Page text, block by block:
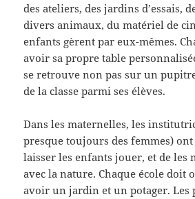
des ateliers, des jardins d’essais,
divers animaux, du matériel de
enfants gèrent par eux-mêmes.
avoir sa propre table
se retrouve non pas sur un
de la classe parmi ses élèves.
Dans les maternelles, les
presque toujours des femmes)
laisser les enfants jouer, et de les
avec la nature. Chaque école doit
avoir un jardin et un potager. Les